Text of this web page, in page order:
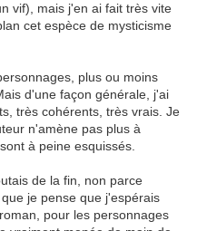
vif), mais j'en ai fait très vite
cet espèce de mysticisme
plus ou moins
d'une façon générale, j'ai
très cohérents, très vrais. Je
n'amène pas plus à
à peine esquissés.
de la fin, non parce
je pense que j'espérais
pour les personnages